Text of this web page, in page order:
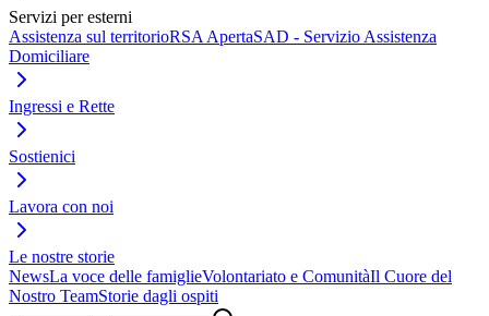
Servizi per esterni
Assistenza sul territorioRSA ApertaSAD - Servizio Assistenza
Domiciliare
Ingressi e Rette
Sostienici
Lavora con noi
Le nostre storie
NewsLa voce delle famiglieVolontariato e ComunitàIl Cuore del
Nostro TeamStorie dagli ospiti